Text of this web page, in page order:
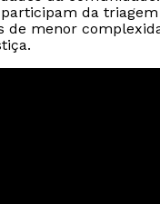
da
de menor